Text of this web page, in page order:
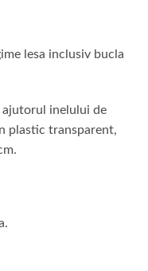
lesa inclusiv bucla
inelului de
plastic transparent,